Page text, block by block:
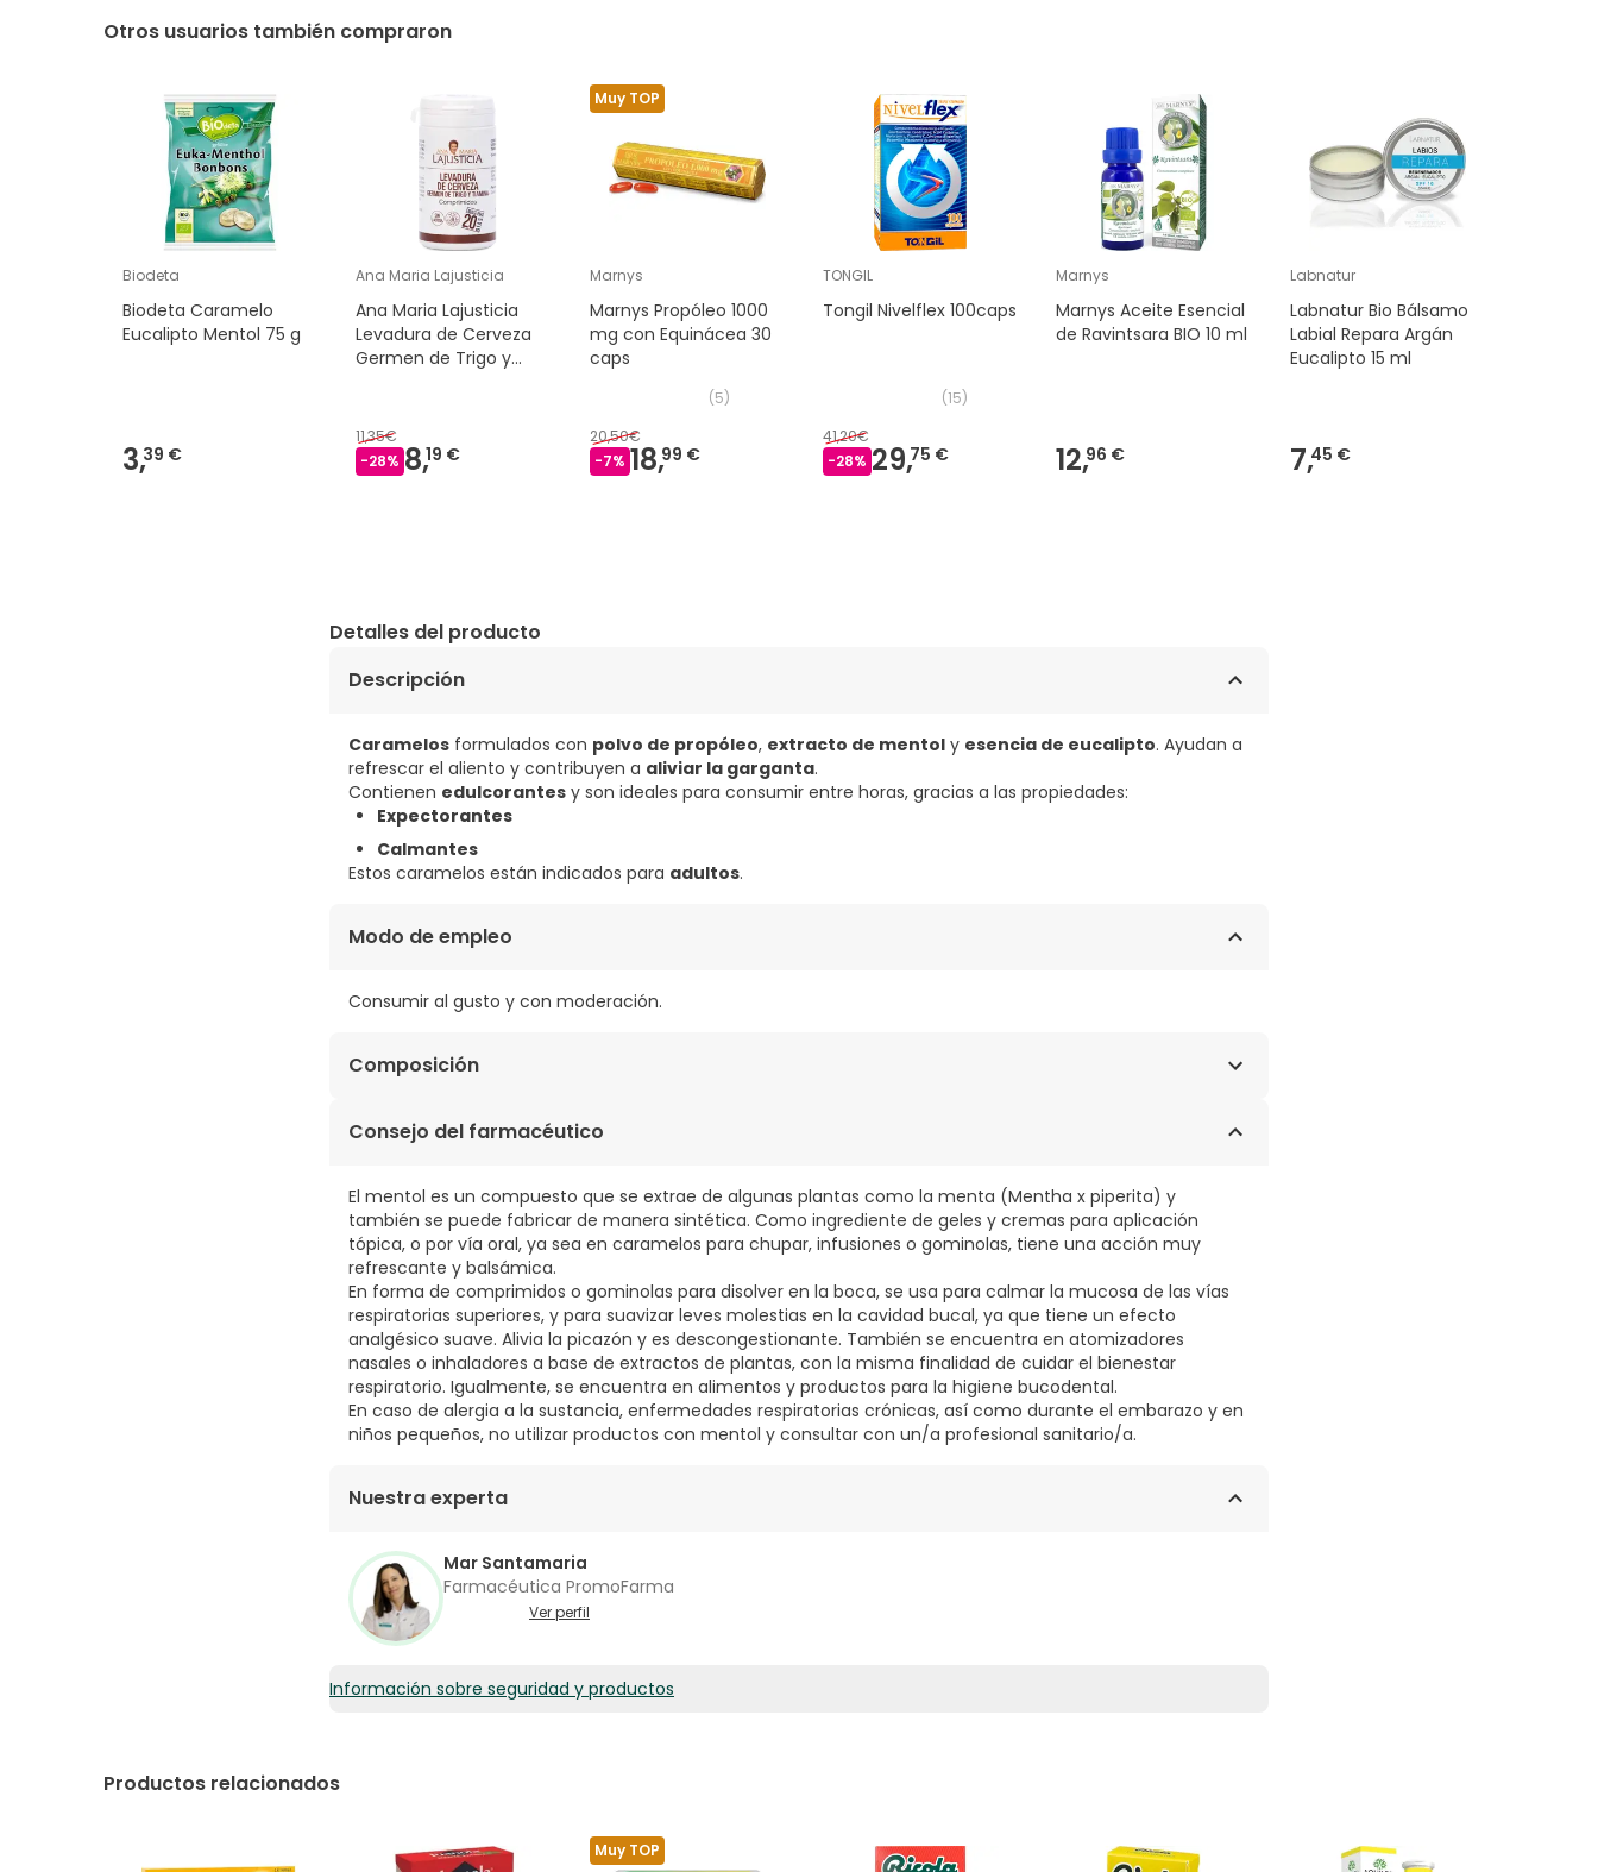
Otros usuarios también compraron
Biodeta
Biodeta Caramelo
Eucalipto Mentol 75 g
3,39 €
Ana Maria Lajusticia
Ana Maria Lajusticia
Levadura de Cerveza
Germen de Trigo y
11,35€
-28% 8,19 €
Muy TOP
Marnys
Marnys Propóleo 1000
mg con Equinácea 30
caps
(5)
20,50€
-7% 18,99 €
TONGIL
Tongil Nivelflex 100caps
(15)
41,20€
-28% 29,75 €
Marnys
Marnys Aceite Esencial
de Ravintsara BIO 10 ml
12,96 €
Labnatur
Labnatur Bio Bálsamo
Labial Repara Argán
Eucalipto 15 ml
7,45 €
Detalles del producto
Descripción
Caramelos formulados con polvo de propóleo, extracto de mentol y esencia de eucalipto. Ayudan a
refrescar el aliento y contribuyen a aliviar la garganta.
Contienen edulcorantes y son ideales para consumir entre horas, gracias a las propiedades:
Expectorantes
Calmantes
Estos caramelos están indicados para adultos.
Modo de empleo
Consumir al gusto y con moderación.
Composición
Isomaltosa, propóleo en polvo, monoestearato de glicerilo, esencia de eucalipto, agujas de mentol,
Consejo del farmacéutico
El mentol es un compuesto que se extrae de algunas plantas como la menta (Mentha x piperita) y
también se puede fabricar de manera sintética. Como ingrediente de geles y cremas para aplicación
tópica, o por vía oral, ya sea en caramelos para chupar, infusiones o gominolas, tiene una acción muy
refrescante y balsámica.
En forma de comprimidos o gominolas para disolver en la boca, se usa para calmar la mucosa de las vías
respiratorias superiores, y para suavizar leves molestias en la cavidad bucal, ya que tiene un efecto
analgésico suave. Alivia la picazón y es descongestionante. También se encuentra en atomizadores
nasales o inhaladores a base de extractos de plantas, con la misma finalidad de cuidar el bienestar
respiratorio. Igualmente, se encuentra en alimentos y productos para la higiene bucodental.
En caso de alergia a la sustancia, enfermedades respiratorias crónicas, así como durante el embarazo y en
niños pequeños, no utilizar productos con mentol y consultar con un/a profesional sanitario/a.
Nuestra experta
Mar Santamaria
Farmacéutica PromoFarma
Ver perfil
Información sobre seguridad y productos
Productos relacionados
Muy TOP